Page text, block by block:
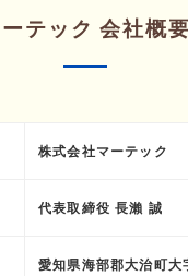
テック 会社概
株式会社マーテック
代表取締役 長瀨 誠
愛知県海部郡大治町大